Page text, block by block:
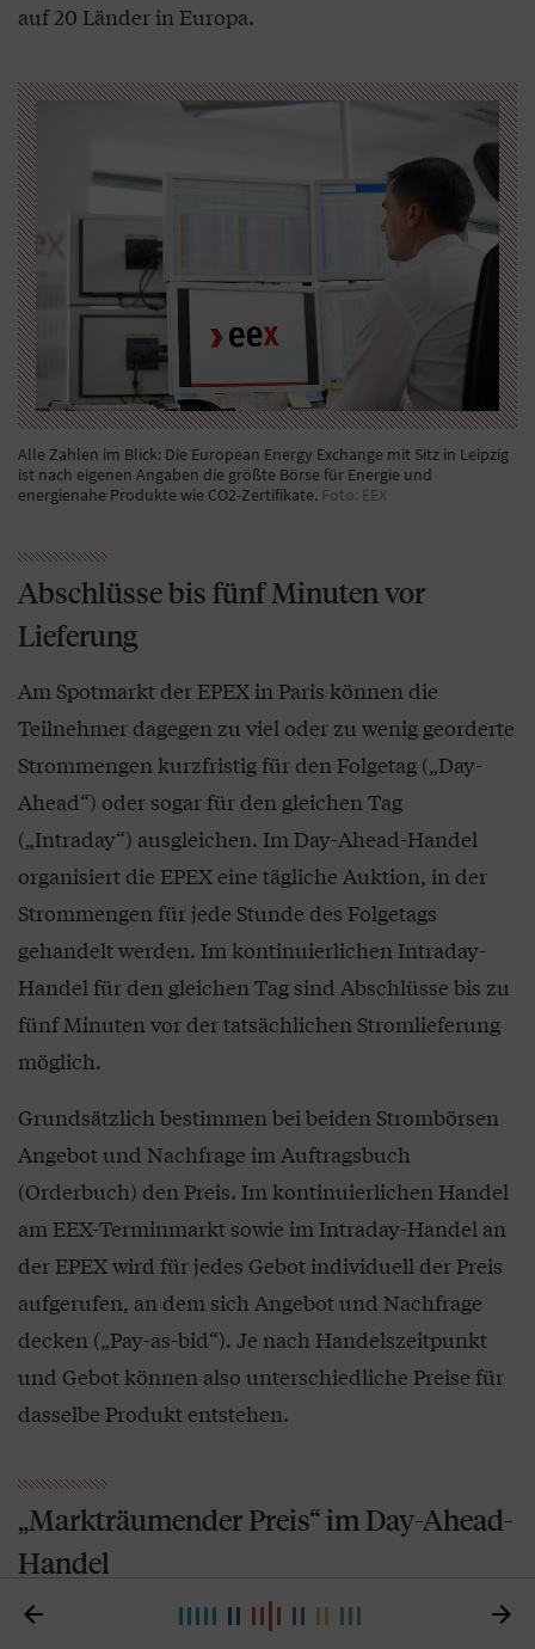
auf 20 Länder in Europa.
Alle Zahlen im Blick: Die European Energy Exchange mit Sitz in Leipzig
ist nach eigenen Angaben die größte Börse für Energie und
energienahe Produkte wie CO2-Zertifikate. Foto: EEX
Abschlüsse bis fünf Minuten vor
Lieferung
Am Spotmarkt der EPEX in Paris können die
Teilnehmer dagegen zu viel oder zu wenig georderte
Strommengen kurzfristig für den Folgetag („Day-
Ahead“) oder sogar für den gleichen Tag
(„Intraday“) ausgleichen. Im Day-Ahead-Handel
organisiert die EPEX eine tägliche Auktion, in der
Strommengen für jede Stunde des Folgetags
gehandelt werden. Im kontinuierlichen Intraday-
Handel für den gleichen Tag sind Abschlüsse bis zu
fünf Minuten vor der tatsächlichen Stromlieferung
möglich.
Grundsätzlich bestimmen bei beiden Strombörsen
Angebot und Nachfrage im Auftragsbuch
(Orderbuch) den Preis. Im kontinuierlichen Handel
am EEX-Terminmarkt sowie im Intraday-Handel an
der EPEX wird für jedes Gebot individuell der Preis
aufgerufen, an dem sich Angebot und Nachfrage
decken („Pay-as-bid“). Je nach Handelszeitpunkt
und Gebot können also unterschiedliche Preise für
dasselbe Produkt entstehen.
„Markträumender Preis“ im Day-Ahead-
Handel
Im Unterschied dazu folgt der Day-Ahead-Handel
 